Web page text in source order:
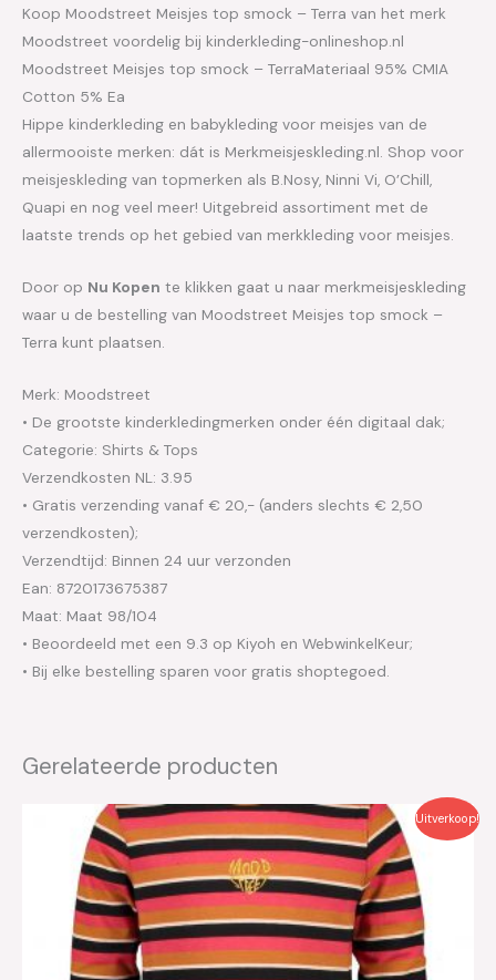
Koop Moodstreet Meisjes top smock – Terra van het merk
Moodstreet voordelig bij kinderkleding-onlineshop.nl
Moodstreet Meisjes top smock – TerraMateriaal 95% CMIA
Cotton 5% Ea
Hippe kinderkleding en babykleding voor meisjes van de
allermooiste merken: dát is Merkmeisjeskleding.nl. Shop voor
meisjeskleding van topmerken als B.Nosy, Ninni Vi, O’Chill,
Quapi en nog veel meer! Uitgebreid assortiment met de
laatste trends op het gebied van merkkleding voor meisjes.
Door op Nu Kopen te klikken gaat u naar merkmeisjeskleding
waar u de bestelling van Moodstreet Meisjes top smock –
Terra kunt plaatsen.
Merk: Moodstreet
• De grootste kinderkledingmerken onder één digitaal dak;
Categorie: Shirts & Tops
Verzendkosten NL: 3.95
• Gratis verzending vanaf € 20,- (anders slechts € 2,50
verzendkosten);
Verzendtijd: Binnen 24 uur verzonden
Ean: 8720173675387
Maat: Maat 98/104
• Beoordeeld met een 9.3 op Kiyoh en WebwinkelKeur;
• Bij elke bestelling sparen voor gratis shoptegoed.
Gerelateerde producten
Uitverkoop!
Oorspronkelijke
prijs
was:
€24.99.
Huidige
prijs
is:
€12.50.